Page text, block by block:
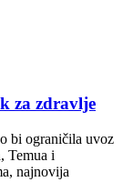
za zdravlje
bi ograničila uvoz
Temua i
najnovija